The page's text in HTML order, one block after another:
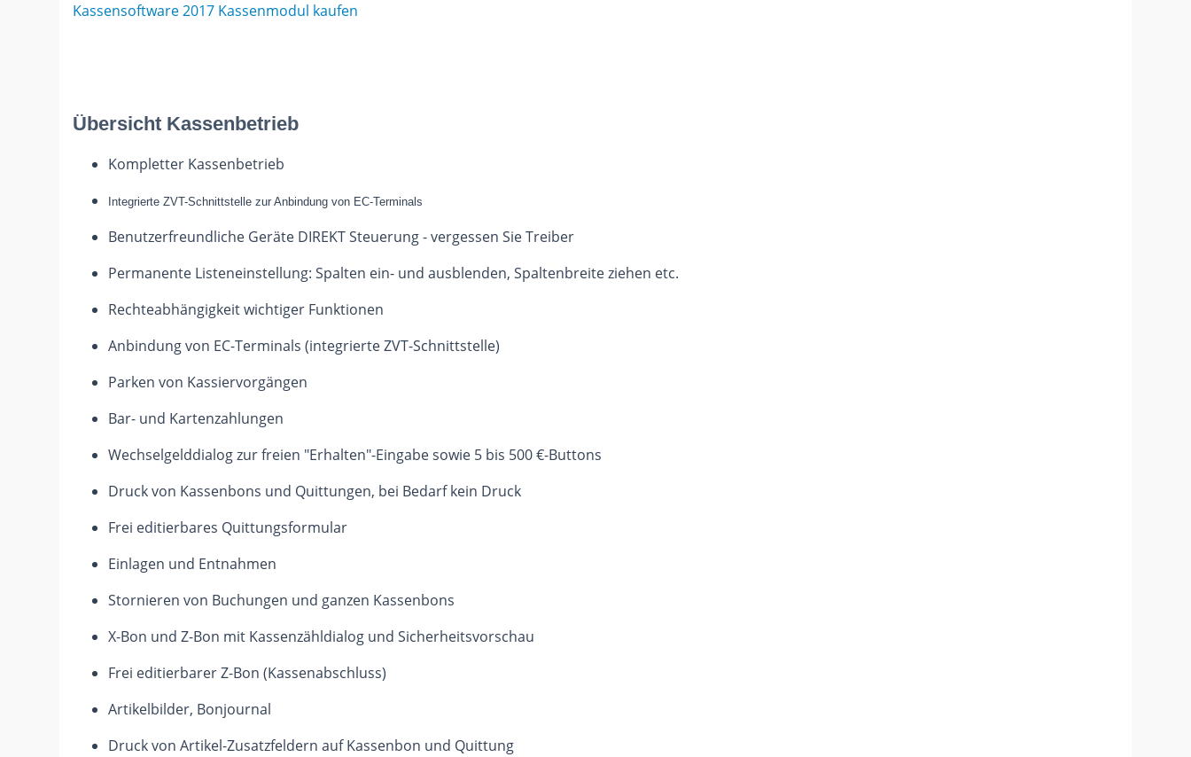
Kassensoftware 2017 Kassenmodul kaufen
Übersicht Kassenbetrieb
Kompletter Kassenbetrieb
Integrierte ZVT-Schnittstelle zur Anbindung von EC-Terminals
Benutzerfreundliche Geräte DIREKT Steuerung - vergessen Sie Treiber
Permanente Listeneinstellung: Spalten ein- und ausblenden, Spaltenbreite ziehen etc.
Rechteabhängigkeit wichtiger Funktionen
Anbindung von EC-Terminals (integrierte ZVT-Schnittstelle)
Parken von Kassiervorgängen
Bar- und Kartenzahlungen
Wechselgelddialog zur freien "Erhalten"-Eingabe sowie 5 bis 500 €-Buttons
Druck von Kassenbons und Quittungen, bei Bedarf kein Druck
Frei editierbares Quittungsformular
Einlagen und Entnahmen
Stornieren von Buchungen und ganzen Kassenbons
X-Bon und Z-Bon mit Kassenzähldialog und Sicherheitsvorschau
Frei editierbarer Z-Bon (Kassenabschluss)
Artikelbilder, Bonjournal
Druck von Artikel-Zusatzfeldern auf Kassenbon und Quittung